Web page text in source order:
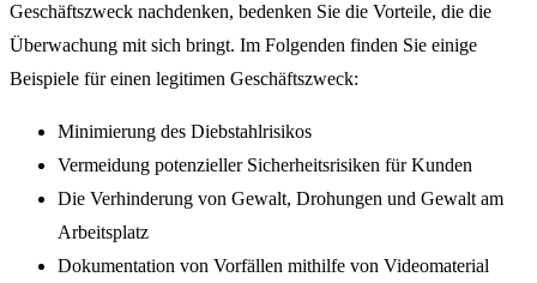
Geschäftszweck nachdenken, bedenken Sie die Vorteile, die die
Überwachung mit sich bringt. Im Folgenden finden Sie einige
Beispiele für einen legitimen Geschäftszweck:
Minimierung des Diebstahlrisikos
Vermeidung potenzieller Sicherheitsrisiken für Kunden
Die Verhinderung von Gewalt, Drohungen und Gewalt am
Arbeitsplatz
Dokumentation von Vorfällen mithilfe von Videomaterial